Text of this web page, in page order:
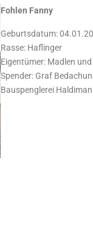
Fohlen Fanny
Geburtsdatum:
Rasse: Haflinger
Eigentümer: Madlen
Spender: Graf
Bauspenglerei